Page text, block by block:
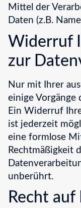
Mittel der
Daten (z.B.
Widerruf
zur
Nur mit Ihrer
einige Vorgänge
Ein Widerruf
ist jederzeit
eine formlose
Rechtmäßigkeit
unberührt.
Recht